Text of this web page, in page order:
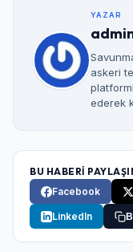
YAZAR
askeri
ederek
BU HABERİ
Facebook
LinkedIn